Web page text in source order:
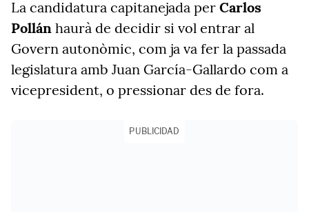
La candidatura capitanejada per Carlos
Pollán haurà de decidir si vol entrar al
Govern autonòmic, com ja va fer la passada
legislatura amb Juan García-Gallardo com a
vicepresident, o pressionar des de fora.
PUBLICIDAD